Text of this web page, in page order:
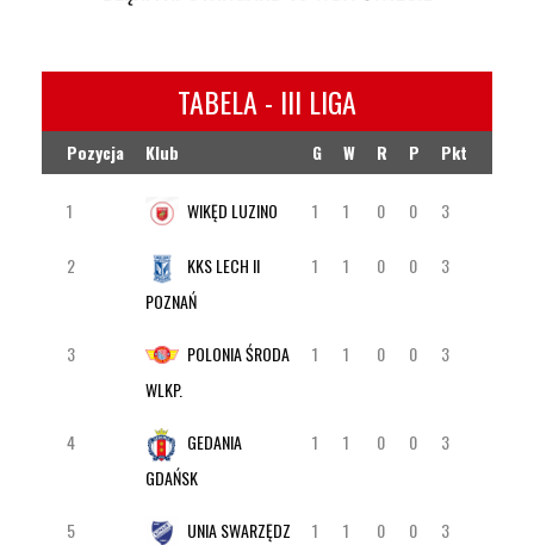
TABELA - III LIGA
Pozycja Klub G W R P Pkt
1 WIKĘD LUZINO 1 1 0 0 3
2
KKS LECH II
POZNAŃ
1 1 0 0 3
3
POLONIA ŚRODA
WLKP.
1 1 0 0 3
4
GEDANIA
GDAŃSK
1 1 0 0 3
5 UNIA SWARZĘDZ 1 1 0 0 3